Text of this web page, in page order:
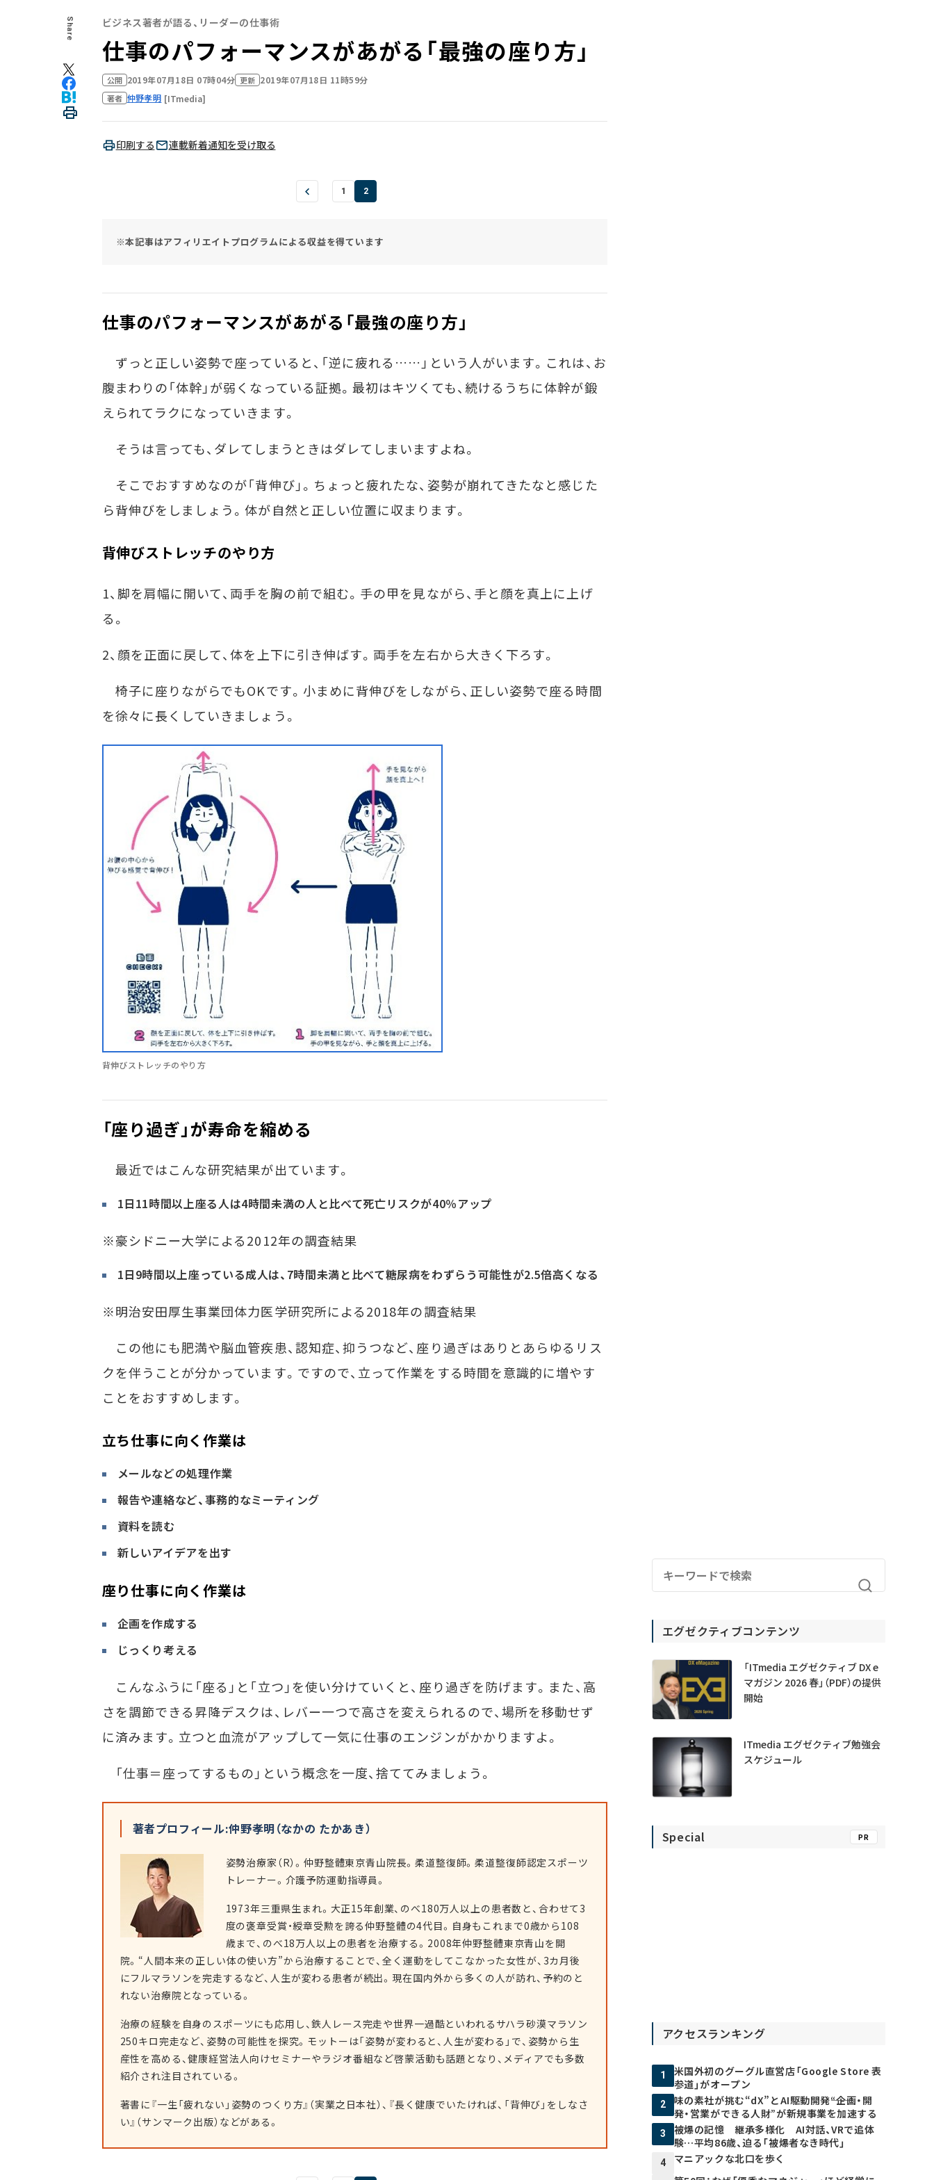
Share ビジネス著者が語る、リーダーの仕事術
仕事のパフォーマンスがあがる「最強の座り方」
公開 2019年07月18日 07時04分 更新 2019年07月18日 11時59分
著者 仲野孝明 [ITmedia]
印刷する 連載新着通知を受け取る
1 2
※本記事はアフィリエイトプログラムによる収益を得ています
仕事のパフォーマンスがあがる「最強の座り方」
ずっと正しい姿勢で座っていると、「逆に疲れる……」という人がいます。これは、お
腹まわりの「体幹」が弱くなっている証拠。最初はキツくても、続けるうちに体幹が鍛
えられてラクになっていきます。
そうは言っても、ダレてしまうときはダレてしまいますよね。
そこでおすすめなのが「背伸び」。ちょっと疲れたな、姿勢が崩れてきたなと感じた
ら背伸びをしましょう。体が自然と正しい位置に収まります。
背伸びストレッチのやり方
1、脚を肩幅に開いて、両手を胸の前で組む。手の甲を見ながら、手と顔を真上に上げ
る。
2、顔を正面に戻して、体を上下に引き伸ばす。両手を左右から大きく下ろす。
椅子に座りながらでもOKです。小まめに背伸びをしながら、正しい姿勢で座る時間
を徐々に長くしていきましょう。
背伸びストレッチのやり方
「座り過ぎ」が寿命を縮める
最近ではこんな研究結果が出ています。
1日11時間以上座る人は4時間未満の人と比べて死亡リスクが40％アップ
※豪シドニー大学による2012年の調査結果
1日9時間以上座っている成人は、7時間未満と比べて糖尿病をわずらう可能性が2.5倍高くなる
※明治安田厚生事業団体力医学研究所による2018年の調査結果
この他にも肥満や脳血管疾患、認知症、抑うつなど、座り過ぎはありとあらゆるリス
クを伴うことが分かっています。ですので、立って作業をする時間を意識的に増やす
ことをおすすめします。
立ち仕事に向く作業は
メールなどの処理作業
報告や連絡など、事務的なミーティング
資料を読む
新しいアイデアを出す
座り仕事に向く作業は
企画を作成する
じっくり考える
こんなふうに「座る」と「立つ」を使い分けていくと、座り過ぎを防げます。また、高
さを調節できる昇降デスクは、レバー一つで高さを変えられるので、場所を移動せず
に済みます。立つと血流がアップして一気に仕事のエンジンがかかりますよ。
「仕事＝座ってするもの」という概念を一度、捨ててみましょう。
著者プロフィール:仲野孝明（なかの たかあき）
姿勢治療家（R）。仲野整體東京青山院長。柔道整復師。柔道整復師認定スポーツ
トレーナー。介護予防運動指導員。
1973年三重県生まれ。大正15年創業、のべ180万人以上の患者数と、合わせて3
度の褒章受賞・綬章受勲を誇る仲野整體の4代目。自身もこれまで0歳から108
歳まで、のべ18万人以上の患者を治療する。2008年仲野整體東京青山を開
院。“人間本来の正しい体の使い方”から治療することで、全く運動をしてこなかった女性が、3カ月後
にフルマラソンを完走するなど、人生が変わる患者が続出。現在国内外から多くの人が訪れ、予約のと
れない治療院となっている。
治療の経験を自身のスポーツにも応用し、鉄人レース完走や世界一過酷といわれるサハラ砂漠マラソン
250キロ完走など、姿勢の可能性を探究。モットーは「姿勢が変わると、人生が変わる」で、姿勢から生
産性を高める、健康経営法人向けセミナーやラジオ番組など啓蒙活動も話題となり、メディアでも多数
紹介され注目されている。
著書に『一生「疲れない」姿勢のつくり方』（実業之日本社）、『長く健康でいたければ、「背伸び」をしなさ
い』（サンマーク出版）などがある。
エグゼクティブコンテンツ
「ITmedia エグゼクティブ DX e
マガジン 2026 春」（PDF）の提供
開始
ITmedia エグゼクティブ勉強会
スケジュール
Special PR
アクセスランキング
1
米国外初のグーグル直営店「Google Store 表
参道」がオープン
2
味の素社が挑む“dX”とAI駆動開発――“企画・開
発・営業ができる人財”が新規事業を加速する
3
被爆の記憶 継承多様化 AI対話、VRで追体
験…平均86歳、迫る「被爆者なき時代」
4 マニアックな北口を歩く